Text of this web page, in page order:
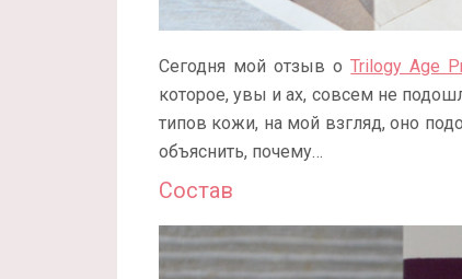
Сегодня мой отзыв оTrilogy Age
которое, увы и ах, совсем не
типов кожи, на мой взгляд, оно
объяснить, почему…
Состав